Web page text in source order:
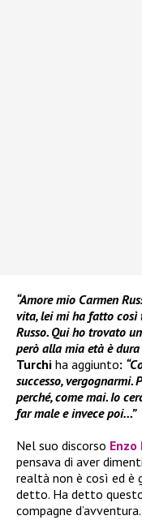
“Amore mio Carmen
vita, lei mi ha fatto così
Russo. Qui ho trovato
però alla mia età è dura
Turchi ha aggiunto:
successo, vergognarmi.
perché, come mai. Io
far male e invece poi…”
Nel suo discorso Enzo
pensava di aver
realtà non è così ed è
detto. Ha detto
compagne d’avventura.